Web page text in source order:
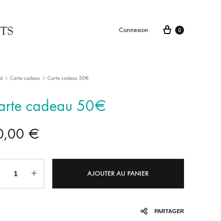
Connexion 0
Carte cadeau Carte cadeau 50€
cadeau 50€
€
AJOUTER AU PANIER
PARTAGER